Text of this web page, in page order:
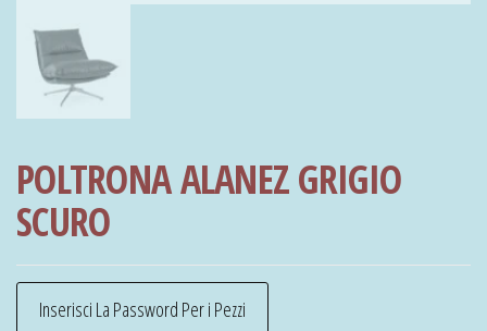
POLTRONA ALANEZ GRIGIO
SCURO